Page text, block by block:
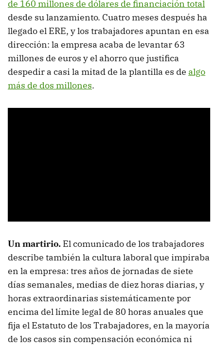
de 160 millones de dólares de financiación total
desde su lanzamiento. Cuatro meses después ha
llegado el ERE, y los trabajadores apuntan en esa
dirección: la empresa acaba de levantar 63
millones de euros y el ahorro que justifica
despedir a casi la mitad de la plantilla es de algo
más de dos millones.
Un martirio. El comunicado de los trabajadores
describe también la cultura laboral que impiraba
en la empresa: tres años de jornadas de siete
días semanales, medias de diez horas diarias, y
horas extraordinarias sistemáticamente por
encima del límite legal de 80 horas anuales que
fija el Estatuto de los Trabajadores, en la mayoría
de los casos sin compensación económica ni